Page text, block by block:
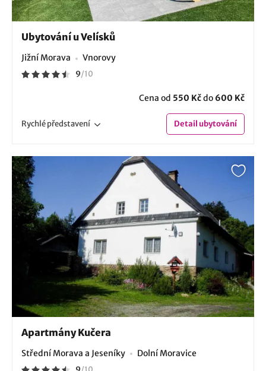
Ubytování u Velísků
Jižní Morava Vnorovy
9/10
Cena od 550 Kčdo 600 Kč
Rychlépředstavení Detailubytování
Apartmány Kučera
Střední Morava a Jeseníky Dolní Moravice